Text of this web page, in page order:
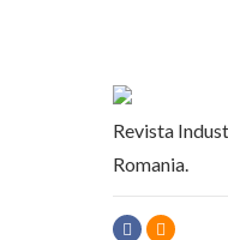
Revista
Romania.